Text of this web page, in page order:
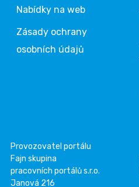
Nabídky na web
Zásady ochrany
osobních údajů
Provozovatel portálu
Fajn skupina
pracovních portálů s.r.o.
Janová 216